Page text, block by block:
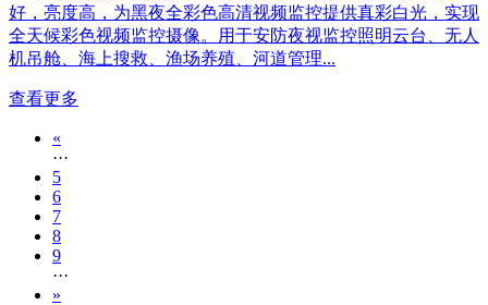
好，亮度高，为黑夜全彩色高清视频监控提供真彩白光，实现
全天候彩色视频监控摄像。用于安防夜视监控照明云台、无人
机吊舱、海上搜救、渔场养殖、河道管理...
查看更多
«
···
5
6
7
8
9
···
»